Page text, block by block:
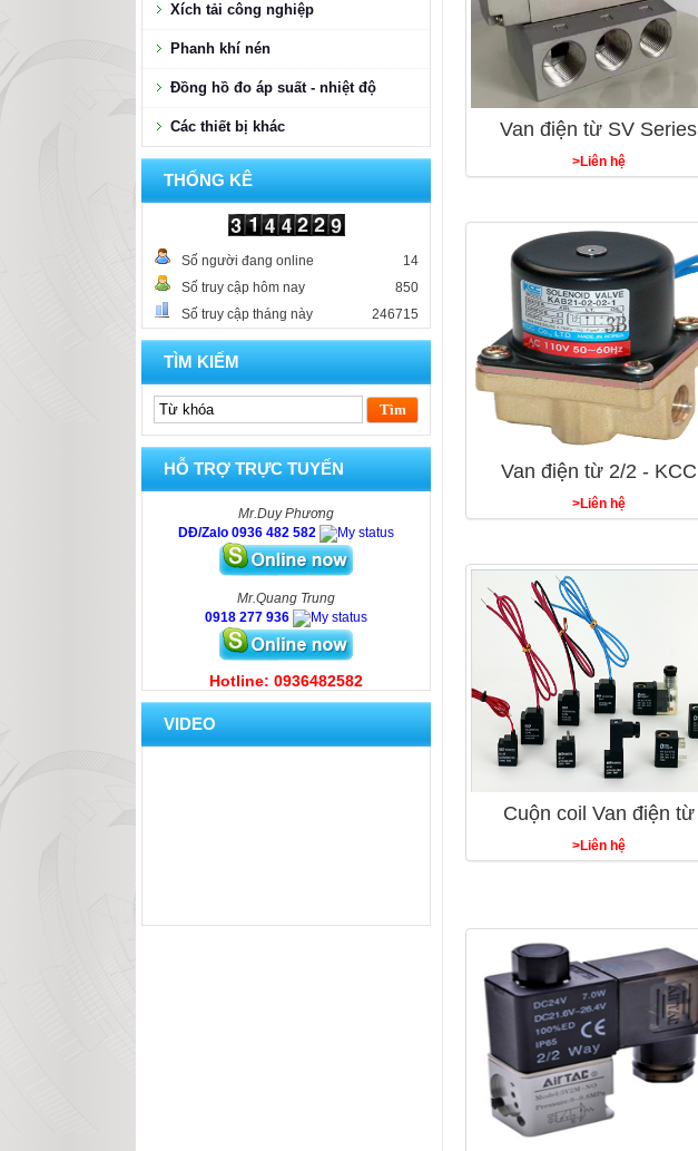
Xích tải công nghiệp
Phanh khí nén
Đồng hồ đo áp suất - nhiệt độ
Các thiết bị khác
THỐNG KÊ
Số người đang online
14
Số truy cập hôm nay
850
Số truy cập tháng này
246715
TÌM KIẾM
HỖ TRỢ TRỰC TUYẾN
Mr.Duy Phương
DĐ/Zalo 0936 482 582
Mr.Quang Trung
0918 277 936
Hotline: 0936482582
VIDEO
Van điện từ SV Series
>Liên hệ
Van điện từ 2/2 - KCC
>Liên hệ
Cuộn coil Van điện từ
>Liên hệ